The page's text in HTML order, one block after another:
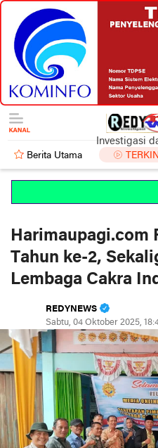
Investigasi
Berita Utama TERKINI
Harimaupagi.com
Tahun ke-2,
Lembaga Cakra
REDYNEWS
Sabtu, 04 Oktober 2025,